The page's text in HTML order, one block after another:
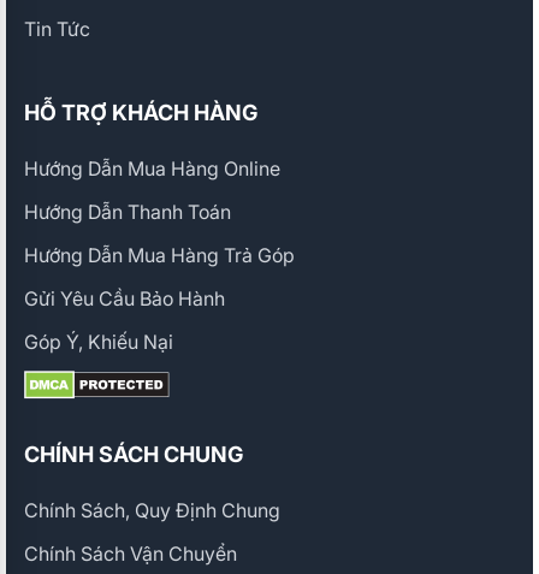
Tin Tức
HỖ TRỢ KHÁCH HÀNG
Hướng Dẫn Mua Hàng Online
Hướng Dẫn Thanh Toán
Hướng Dẫn Mua Hàng Trả Góp
Gửi Yêu Cầu Bảo Hành
Góp Ý, Khiếu Nại
CHÍNH SÁCH CHUNG
Chính Sách, Quy Định Chung
Chính Sách Vận Chuyển